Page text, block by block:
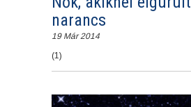
narancs
19 Már 2014
(1)